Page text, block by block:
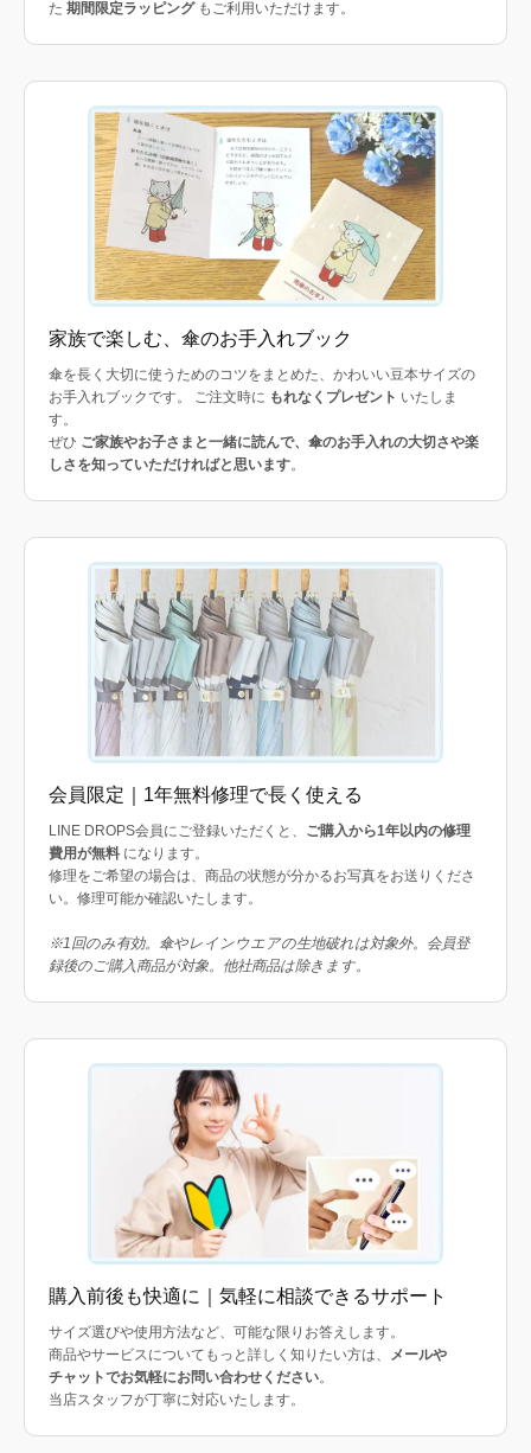
た 期間限定ラッピングもご利用いただけます。
家族で楽しむ、傘のお手入れブック
傘を長く大切に使うためのコツをまとめた、かわいい豆本サイズの
お手入れブックです。 ご注文時に もれなくプレゼント いたしま
す。
ぜひ ご家族やお子さまと一緒に読んで、傘のお手入れの大切さや楽
しさを知っていただければと思います。
会員限定｜1年無料修理で長く使える
LINE DROPS会員にご登録いただくと、 ご購入から1年以内の修理
費用が無料 になります。
修理をご希望の場合は、商品の状態が分かるお写真をお送りくださ
い。修理可能か確認いたします。
※1回のみ有効。傘やレインウエアの生地破れは対象外。会員登
録後のご購入商品が対象。他社商品は除きます。
購入前後も快適に｜気軽に相談できるサポート
サイズ選びや使用方法など、可能な限りお答えします。
商品やサービスについてもっと詳しく知りたい方は、
メールや
チャットでお気軽にお問い合わせください。
当店スタッフが丁寧に対応いたします。